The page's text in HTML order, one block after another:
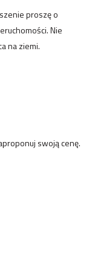
proszę o
Nie
na ziemi.
swoją cenę.